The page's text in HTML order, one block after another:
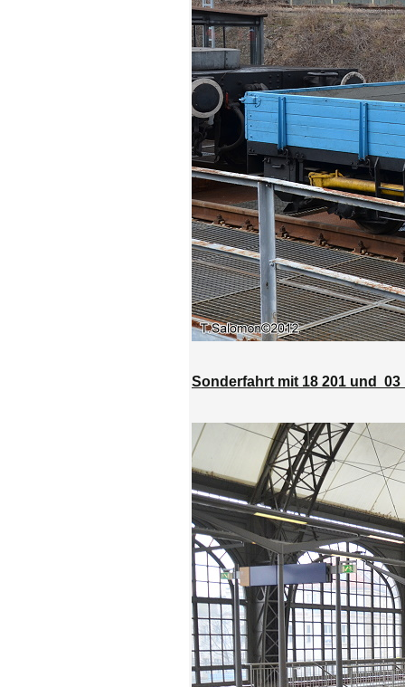
Sonderfahrt mit 18 201 und 03